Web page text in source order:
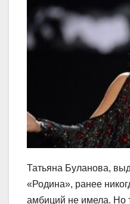
Татьяна Буланова,
«Родина», ранее
амбиций не имела. Но